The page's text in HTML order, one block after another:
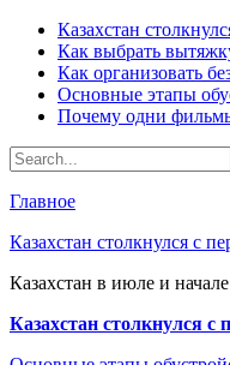
Казахстан
Как выбрать
Как организовать
Основные этапы
Почему одни фильмы
Главное
Казахстан столкнулся с
Казахстан в июле и
Казахстан столкнулся с